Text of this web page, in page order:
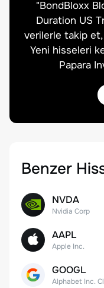
"BondBloxx
Duration US
verilerle takip
Yeni hisseleri
Papara
Benzer
NVDA
Nvidia Corp
AAPL
Apple Inc.
GOOGL